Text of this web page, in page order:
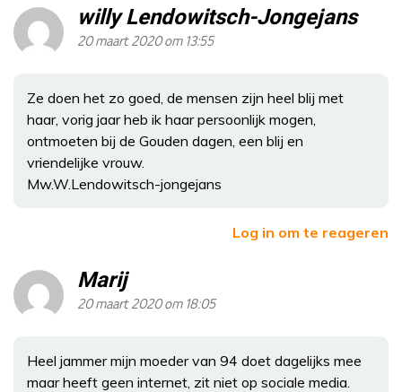
willy Lendowitsch-Jongejans
20 maart 2020 om 13:55
Ze doen het zo goed, de mensen zijn heel blij met
haar, vorig jaar heb ik haar persoonlijk mogen,
ontmoeten bij de Gouden dagen, een blij en
vriendelijke vrouw.
Mw.W.Lendowitsch-jongejans
Log in om te reageren
Marij
20 maart 2020 om 18:05
Heel jammer mijn moeder van 94 doet dagelijks mee
maar heeft geen internet, zit niet op sociale media.